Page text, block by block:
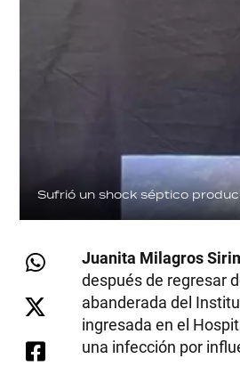
Sufrió un shock séptico
Juanita Milagros
después de regresar
abanderada del
ingresada en el
una infección por